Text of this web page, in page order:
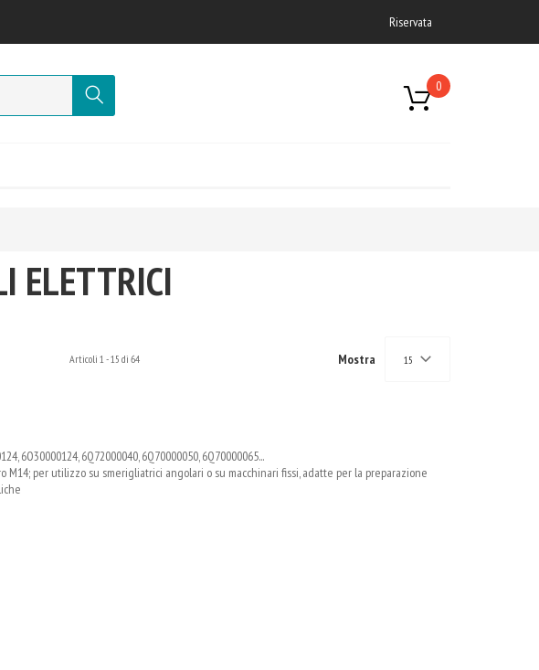
Riservata
0
ELETTRICI
Articoli 1-15 di 64 Mostra 15
6O30000124, 6Q72000040, 6Q70000050, 6Q70000065...
M14; per utilizzo su smerigliatrici angolari o su macchinari fissi, adatte per la preparazione